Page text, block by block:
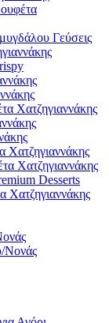
Γεύσεις
Χατζηγιαννάκης
Χατζηγιαννάκης
Desserts
Νονάς